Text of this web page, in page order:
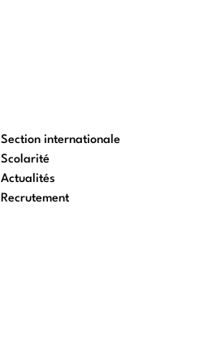
Section internationale
Scolarité
Actualités
Recrutement